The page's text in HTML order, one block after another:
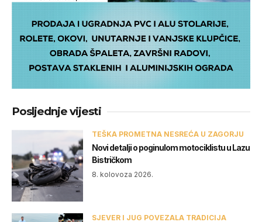
Posljednje vijesti
TEŠKA PROMETNA NESREĆA U ZAGORJU
Novi detalji o poginulom motociklistu u Lazu
Bistričkom
8. kolovoza 2026.
SJEVER I JUG POVEZALA TRADICIJA